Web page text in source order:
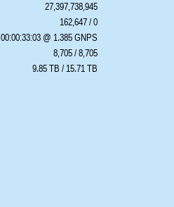
27,397,738,945
162,647 / 0
00:00:33:03 @ 1.385 GNPS
8,705 / 8,705
9.85 TB / 15.71 TB